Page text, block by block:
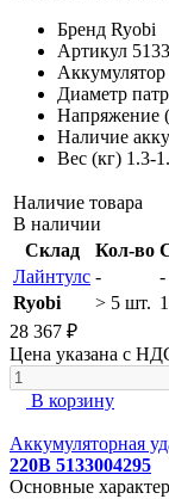
Бренд Ryobi
Артикул
Диаметр
Напряжение
Наличие
Вес (кг) 1.3-
Наличие товара
В наличии
Склад
Кол-во
Лайнтулс -
-
Ryobi
> 5 шт.
28 367 ₽
Цена указана с
В корзину
Аккумуляторная
220B 5133004295
Основные